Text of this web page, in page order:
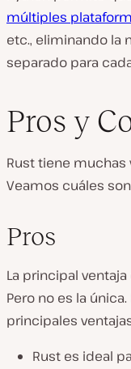
múltiples
etc., eliminando la
separado para
Pros y
Rust tiene muchas
Veamos cuáles
Pros
La principal
Pero no es la
principales
Rust es ideal